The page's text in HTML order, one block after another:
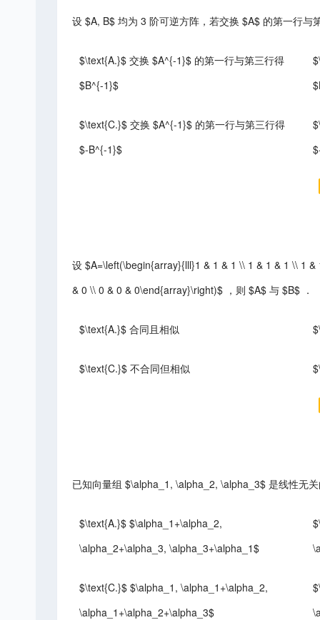
设 $A, B$ 均为 3 阶可逆方阵，若交换 $A$ 的第一行与
$\text{A.}$ 交换 $A^{-1}$ 的第一行与第三行得
$B^{-1}$
$\text{C.}$ 交换 $A^{-1}$ 的第一行与第三行得
$-B^{-1}$
设 $A=\left(\begin{array}{lll}1 & 1 & 1 \\ 1 & 1 & 1 \\ 1
& 0 \\ 0 & 0 & 0\end{array}\right)$ ，则 $A$ 与 $B$ ．
$\text{A.}$ 合同且相似
$\text{C.}$ 不合同但相似
已知向量组 $\alpha_1, \alpha_2, \alpha_3$ 是线性无
$\text{A.}$ $\alpha_1+\alpha_2,
\alpha_2+\alpha_3, \alpha_3+\alpha_1$
$\text{C.}$ $\alpha_1, \alpha_1+\alpha_2,
\alpha_1+\alpha_2+\alpha_3$